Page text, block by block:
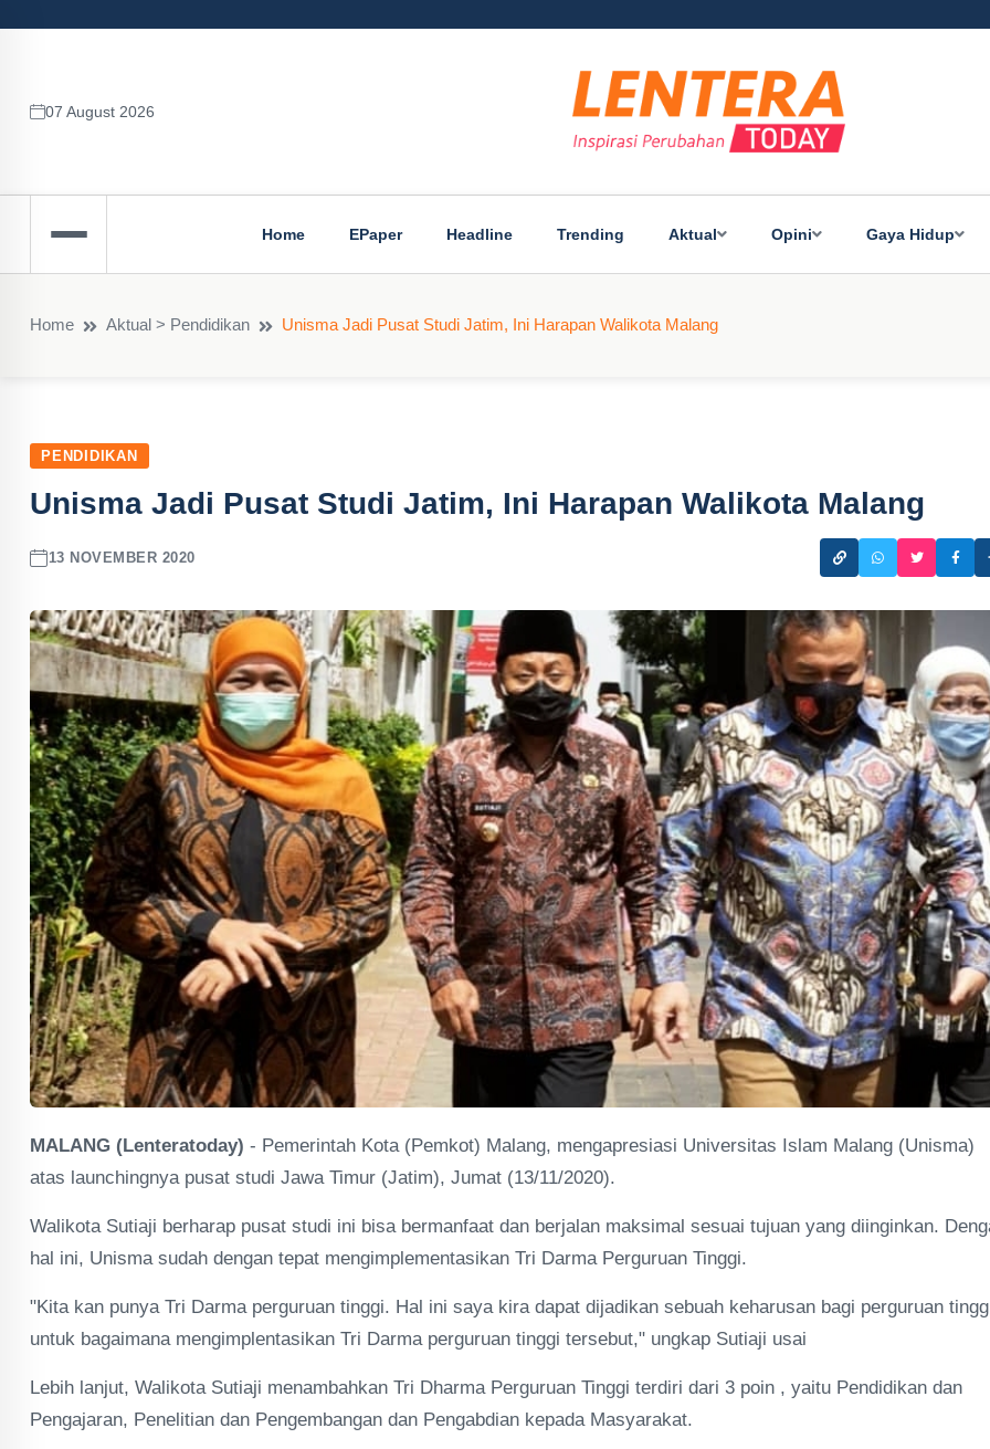
07 August 2026
Home EPaper Headline Trending Aktual Opini Gaya Hidup
Home Aktual > Pendidikan Unisma Jadi Pusat Studi Jatim, Ini Harapan Walikota Malang
PENDIDIKAN
Unisma Jadi Pusat Studi Jatim, Ini Harapan Walikota Malang
13 NOVEMBER 2020
MALANG (Lenteratoday) - Pemerintah Kota (Pemkot) Malang, mengapresiasi Universitas Islam Malang (Unisma)
atas launchingnya pusat studi Jawa Timur (Jatim), Jumat (13/11/2020).
Walikota Sutiaji berharap pusat studi ini bisa bermanfaat dan berjalan maksimal sesuai tujuan yang diinginkan.
hal ini, Unisma sudah dengan tepat mengimplementasikan Tri Darma Perguruan Tinggi.
"Kita kan punya Tri Darma perguruan tinggi. Hal ini saya kira dapat dijadikan sebuah keharusan bagi perguruan
untuk bagaimana mengimplentasikan Tri Darma perguruan tinggi tersebut," ungkap Sutiaji usai
Lebih lanjut, Walikota Sutiaji menambahkan Tri Dharma Perguruan Tinggi terdiri dari 3 poin , yaitu Pendidikan dan
Pengajaran, Penelitian dan Pengembangan dan Pengabdian kepada Masyarakat.